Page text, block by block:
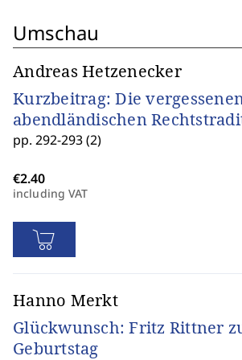
Umschau
Andreas Hetzenecker
Kurzbeitrag: Die
abendländischen
pp. 292-293 (2)
including VAT
Hanno Merkt
Glückwunsch: Fritz Rittner
Geburtstag